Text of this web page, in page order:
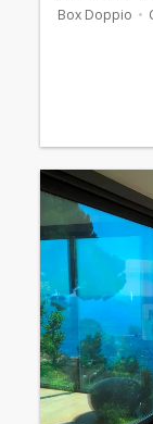
Box Doppio